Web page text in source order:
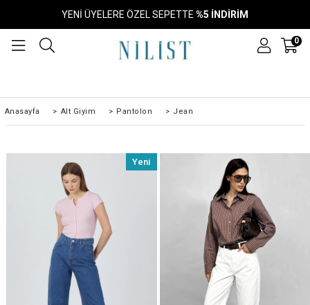
YENİ ÜYELERE ÖZEL SEPETTE %5 İNDİRİM
0
Anasayfa > Alt Giyim > Pantolon > Jean
Yeni